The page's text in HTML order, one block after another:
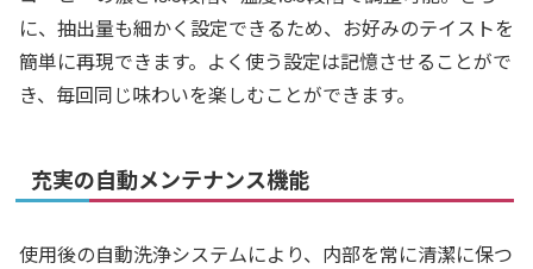
に、抽出量も細かく設定できるため、お好みのテイストを
簡単に再現できます。よく使う設定は記憶させることがで
き、毎回同じ味わいを楽しむことができます。
充実の自動メンテナンス機能
使用後の自動洗浄システムにより、内部を常に清潔に保つ